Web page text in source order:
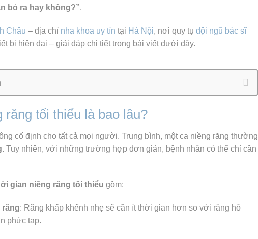
bỏ ra hay không?”.
Châu – địa chỉ nha khoa uy tín tại Hà Nội, nơi quy tụ đội ngũ bác sĩ
bị hiện đại – giải đáp chi tiết trong bài viết dưới đây.
răng tối thiểu là bao lâu?
cố định cho tất cả mọi người. Trung bình, một ca niềng răng thường
. Tuy nhiên, với những trường hợp đơn giản, bệnh nhân có thể chỉ cần
gian niềng răng tối thiểu gồm:
răng: Răng khấp khểnh nhẹ sẽ cần ít thời gian hơn so với răng hô
phức tạp.